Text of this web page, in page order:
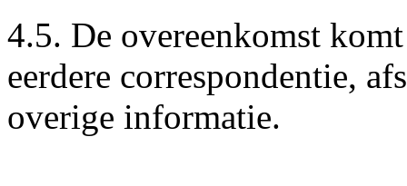
4.5. De overeenkomst
eerdere correspondentie,
overige informatie.